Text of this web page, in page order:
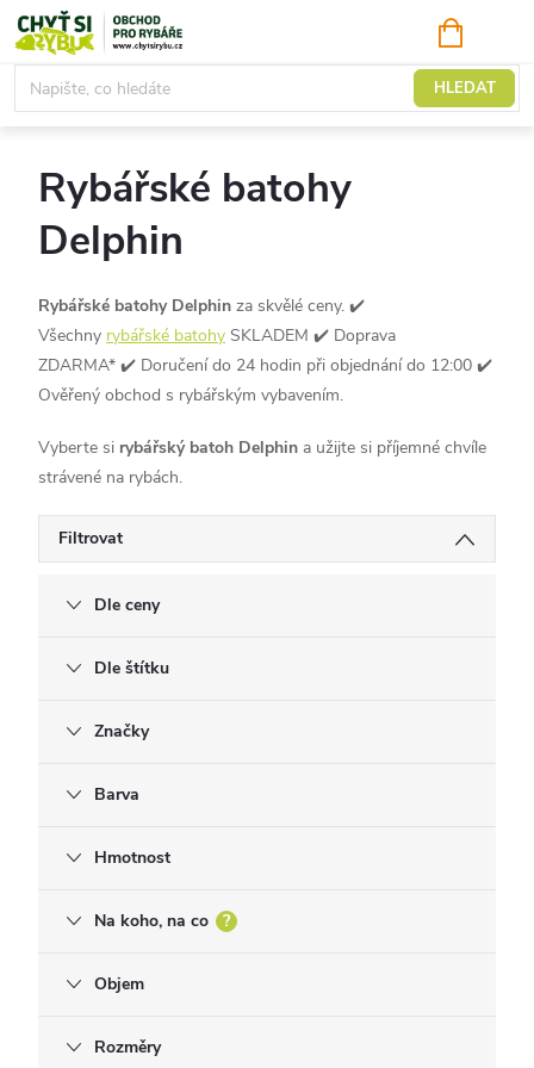
Přejít
na
obsah
HLEDAT
KOŠÍK
Rybářské batohy
Rybářské batohy
Delphin
Rybářské batohy Delphin za skvělé ceny. ✔️
Všechny rybářské batohy SKLADEM ✔️ Doprava
ZDARMA* ✔️ Doručení do 24 hodin při objednání do 12:00 ✔️
Ověřený obchod s rybářským vybavením.
Vyberte si rybářský batoh Delphin a užijte si příjemné chvíle
strávené na rybách.
Filtrovat
Dle ceny
Dle štítku
Značky
Barva
Hmotnost
Na koho, na co ?
Objem
Rozměry